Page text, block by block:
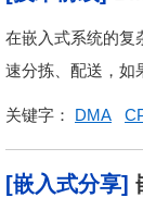
在嵌入式系统的复
速分拣、配送，如
关键字： DMA
[嵌入式分享]